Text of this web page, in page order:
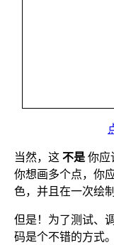
当然，这不是你应
你想画多个点，你
色，并且在一次绘
但是！为了测试、
码是个不错的方式